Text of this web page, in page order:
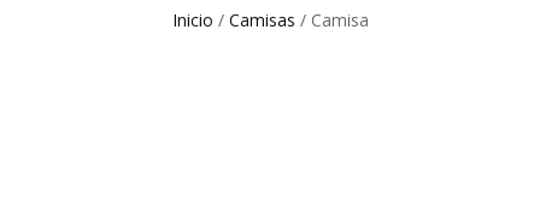
Inicio / Camisas / Camisa